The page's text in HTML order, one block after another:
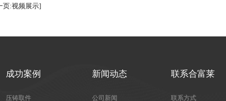
页:视频展示]
成功案例
压铸取件
新闻动态
公司新闻
联系合富莱
联系方式